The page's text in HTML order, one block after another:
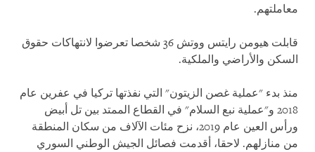
معاملتهم.
قابلت هيومن رايتس ووتش 36 شخصا تعرضوا لانتهاكات حقوق
السكن والأراضي والملكية.
منذ بدء "عملية غصن الزيتون" التي نفذتها تركيا في عفرين عام
2018 و"عملية نبع السلام" في القطاع الممتد بين تل أبيض
ورأس العين عام 2019، نزح مئات الآلاف من سكان المنطقة
من منازلهم. لاحقا، أقدمت فصائل الجيش الوطني السوري